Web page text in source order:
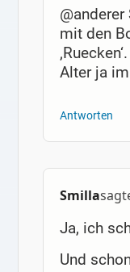
mit den
Alter ja
Antworten
Smilla
Ja, ich
Und